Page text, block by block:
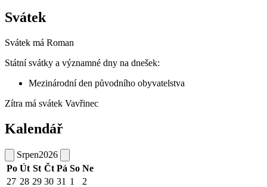
Svátek
Svátek má Roman
Státní svátky a významné dny na dnešek:
Mezinárodní den původního obyvatelstva
Zítra má svátek Vavřinec
Kalendář
Srpen2026
Po Út St Čt Pá So Ne
27 28 29 30 31 1
2